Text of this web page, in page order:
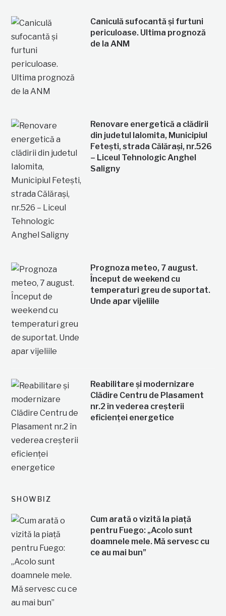
Caniculă sufocantă și furtuni
periculoase. Ultima prognoză
de la ANM
Renovare energetică a clădirii
din judetul Ialomita, Municipiul
Fetești, strada Călărași, nr.526
– Liceul Tehnologic Anghel
Saligny
Prognoza meteo, 7 august.
Început de weekend cu
temperaturi greu de suportat.
Unde apar vijeliile
Reabilitare și modernizare
Clădire Centru de Plasament
nr.2 în vederea creșterii
eficienței energetice
SHOWBIZ
Cum arată o vizită la piață
pentru Fuego: „Acolo sunt
doamnele mele. Mă servesc cu
ce au mai bun”